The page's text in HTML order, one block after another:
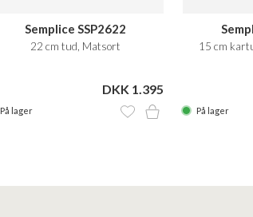
Semplice SSP2622
22 cm tud, Matsort
DKK 1.395
På lager
15 cm
På lager